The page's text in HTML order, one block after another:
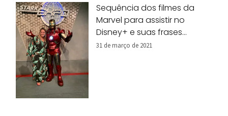
Sequência dos filmes da
Marvel para assistir no
Disney+ e suas frases
marcantes
31 de março de 2021